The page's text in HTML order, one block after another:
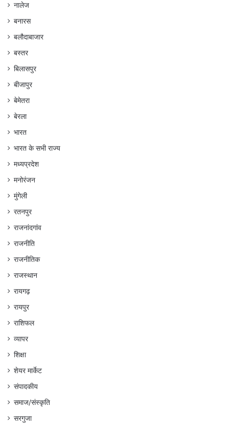
नालेज
बनारस
बलौदाबाजार
बस्तर
बिलासपुर
बीजापुर
बेमेतरा
बेरला
भारत
भारत के सभी राज्य
मध्यप्रदेश
मनोरंजन
मुंगेली
रतनपुर
राजनांदगांव
राजनीति
राजनीतिक
राजस्थान
रायगढ़
रायपुर
राशिफल
व्यापर
शिक्षा
शेयर मार्केट
संपादकीय
समाज/संस्कृति
सरगुजा